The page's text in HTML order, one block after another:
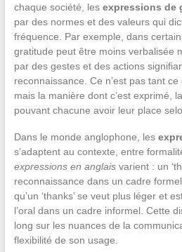
chaque société, les expressions de
par des normes et des valeurs qui
fréquence. Par exemple, dans
gratitude peut être moins verbalisée
par des gestes et des actions
reconnaissance. Ce n’est pas tant ce
mais la manière dont c’est exprimé,
pouvant chacune avoir leur place
Dans le monde anglophone, les
s’adaptent au contexte, entre
expressions en anglaisvarient : un
reconnaissance dans un cadre
qu’un ‘thanks’ se veut plus léger et
l’oral dans un cadre informel. Cette
long sur les nuances de la
flexibilité de son usage.